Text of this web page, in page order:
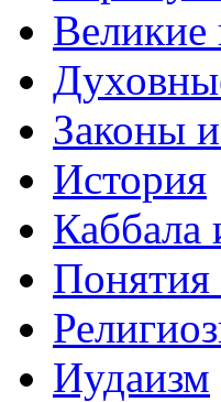
Великие
Законы
История
Каббала
Понятия
Иудаизм